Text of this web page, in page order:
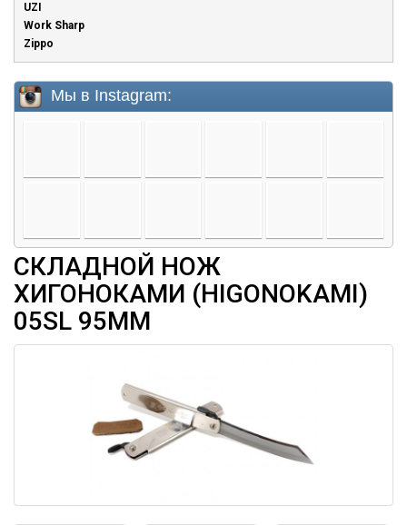
UZI
Work Sharp
Zippo
СКЛАДНОЙ НОЖ
ХИГОНОКАМИ (HIGONOKAMI)
05SL 95ММ